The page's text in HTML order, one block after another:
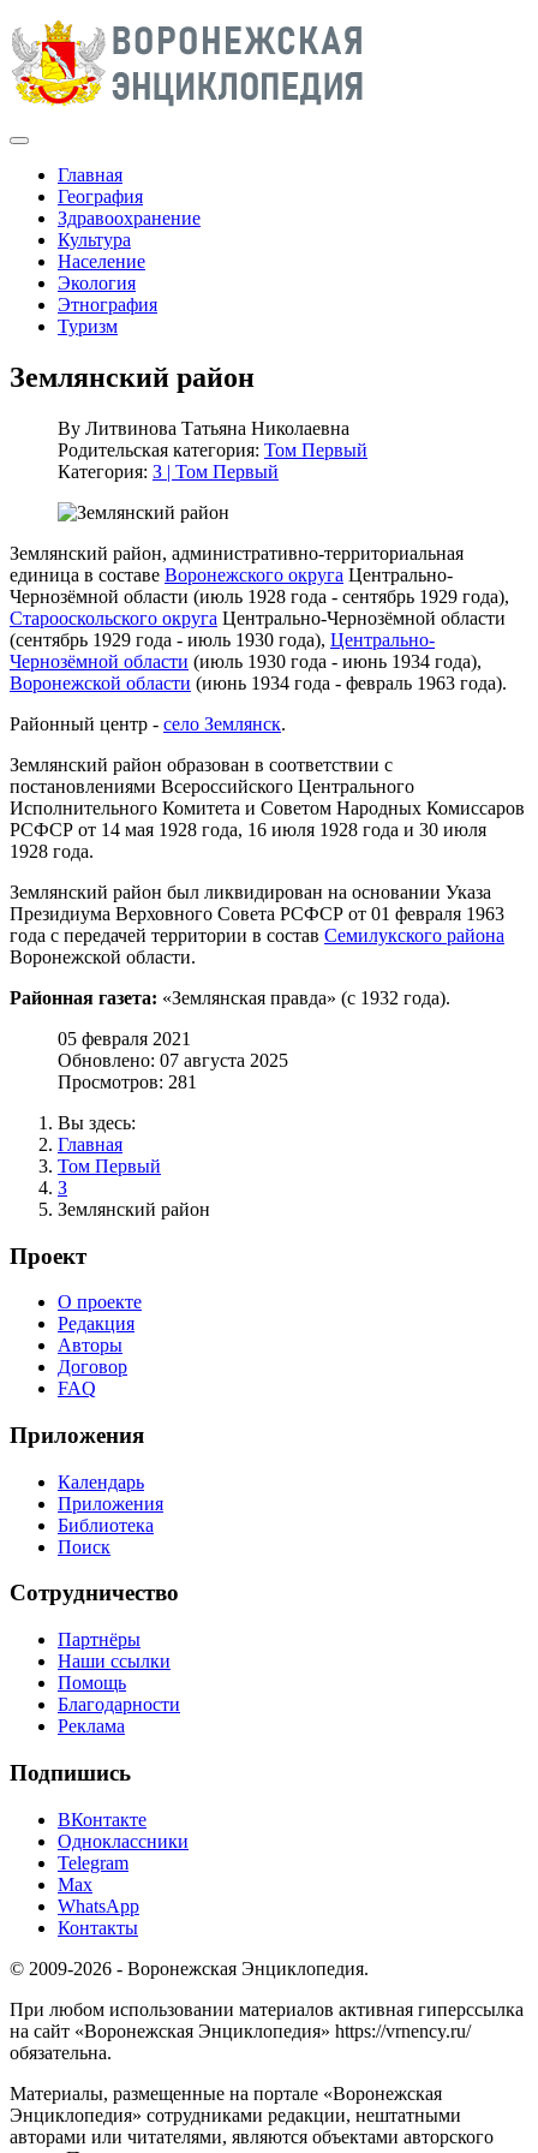
Главная
География
Здравоохранение
Культура
Население
Экология
Этнография
Туризм
Землянский район
By Литвинова Татьяна Николаевна
Родительская категория: Том Первый
Категория: З | Том Первый
Землянский район, административно-территориальная
единица в составе Воронежского округа Центрально-
Чернозёмной области (июль 1928 года - сентябрь 1929 года),
Старооскольского округа Центрально-Чернозёмной области
(сентябрь 1929 года - июль 1930 года), Центрально-
Чернозёмной области (июль 1930 года - июнь 1934 года),
Воронежской области (июнь 1934 года - февраль 1963 года).
Районный центр - село Землянск.
Землянский район образован в соответствии с
постановлениями Всероссийского Центрального
Исполнительного Комитета и Советом Народных Комиссаров
РСФСР от 14 мая 1928 года, 16 июля 1928 года и 30 июля
1928 года.
Землянский район был ликвидирован на основании Указа
Президиума Верховного Совета РСФСР от 01 февраля 1963
года с передачей территории в состав Семилукского района
Воронежской области.
Районная газета: «Землянская правда» (с 1932 года).
05 февраля 2021
Обновлено: 07 августа 2025
Просмотров: 281
Вы здесь:
Главная
Том Первый
З
Землянский район
Проект
О проекте
Редакция
Авторы
Договор
FAQ
Приложения
Календарь
Приложения
Библиотека
Поиск
Сотрудничество
Партнёры
Наши ссылки
Помощь
Благодарности
Реклама
Подпишись
ВКонтакте
Одноклассники
Telegram
Max
WhatsApp
Контакты
© 2009-2026 - Воронежская Энциклопедия.
При любом использовании материалов активная гиперссылка
на сайт «Воронежская Энциклопедия» https://vrnency.ru/
обязательна.
Материалы, размещенные на портале «Воронежская
Энциклопедия» сотрудниками редакции, нештатными
авторами или читателями, являются объектами авторского